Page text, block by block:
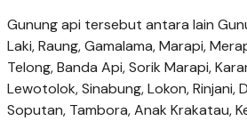
Gunung api tersebut antara lain
Laki, Raung, Gamalama, Marapi,
Telong, Banda Api, Sorik Marapi,
Lewotolok, Sinabung, Lokon, Rinjani,
Soputan, Tambora, Anak Krakatau,